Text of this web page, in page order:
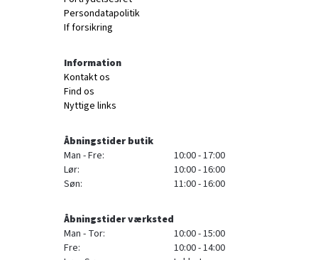
Persondatapolitik
If forsikring
Information
Kontakt os
Find os
Nyttige links
Åbningstider butik
Man - Fre:
10:00 - 17:00
Lør:
10:00 - 16:00
Søn:
11:00 - 16:00
Åbningstider værksted
Man - Tor:
10:00 - 15:00
Fre:
10:00 - 14:00